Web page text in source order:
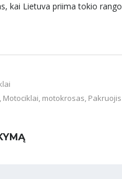
kai Lietuva priima tokio
, Motociklai, motokrosas, Pakruojis